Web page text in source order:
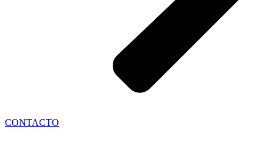
CONTACTO